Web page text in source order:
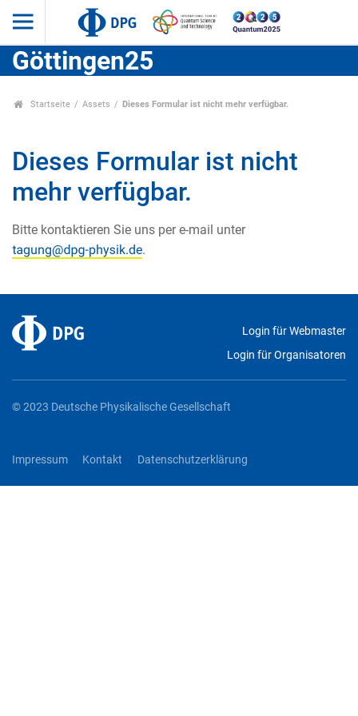
Göttingen25
Startseite Assets Dieses Formular ist nicht mehr verfügbar.
Dieses Formular ist nicht
mehr verfügbar.
Bitte kontaktieren Sie uns per e-mail unter
.
Login für Webmaster
Login für Organisatoren
© 2023 Deutsche Physikalische Gesellschaft
Impressum Kontakt Datenschutzerklärung